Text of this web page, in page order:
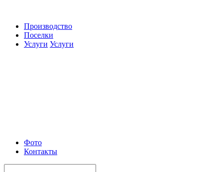
Производство
Поселки
Услуги Услуги
Фото
Контакты